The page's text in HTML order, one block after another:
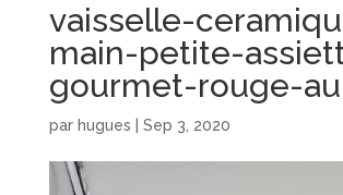
vaisselle-
main-petite-
gourmet-rouge-
par hugues Sep 3, 2020